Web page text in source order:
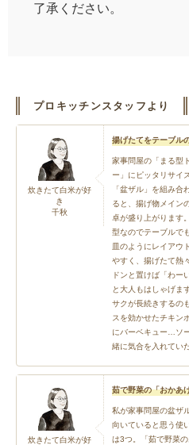
了承ください。
プロキッチンスタッフより
炊きたて白米が好
き
千秋
揚げたてをテーブル
家事問屋の「まる型
ー」にピッタリサイ
「盆ザル」を組み合
ると、揚げ物メイン
卓が盛り上がります
型なのでテーブルで
皿のようにレイアウト
やすく、揚げたて熱
ドンと置けば「わーい
と大人もはしゃげま
サクが長続きするの
スを効かせたチキン
にバーベキュー…ソ
緒に気合を入れてい
炊きたて白米が好
茹で野菜の「おかあ
私が家事問屋の盆ザ
向いていると思う使
は3つ。「茹で野菜